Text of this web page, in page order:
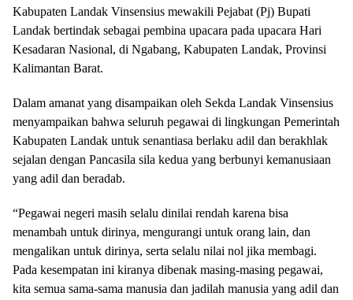
Kabupaten Landak Vinsensius mewakili Pejabat (Pj) Bupati
Landak bertindak sebagai pembina upacara pada upacara Hari
Kesadaran Nasional, di Ngabang, Kabupaten Landak, Provinsi
Kalimantan Barat.
Dalam amanat yang disampaikan oleh Sekda Landak Vinsensius
menyampaikan bahwa seluruh pegawai di lingkungan Pemerintah
Kabupaten Landak untuk senantiasa berlaku adil dan berakhlak
sejalan dengan Pancasila sila kedua yang berbunyi kemanusiaan
yang adil dan beradab.
“Pegawai negeri masih selalu dinilai rendah karena bisa
menambah untuk dirinya, mengurangi untuk orang lain, dan
mengalikan untuk dirinya, serta selalu nilai nol jika membagi.
Pada kesempatan ini kiranya dibenak masing-masing pegawai,
kita semua sama-sama manusia dan jadilah manusia yang adil dan